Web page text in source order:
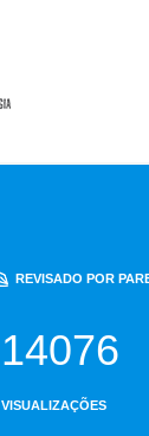
REVISADO POR
14076
VISUALIZAÇÕES